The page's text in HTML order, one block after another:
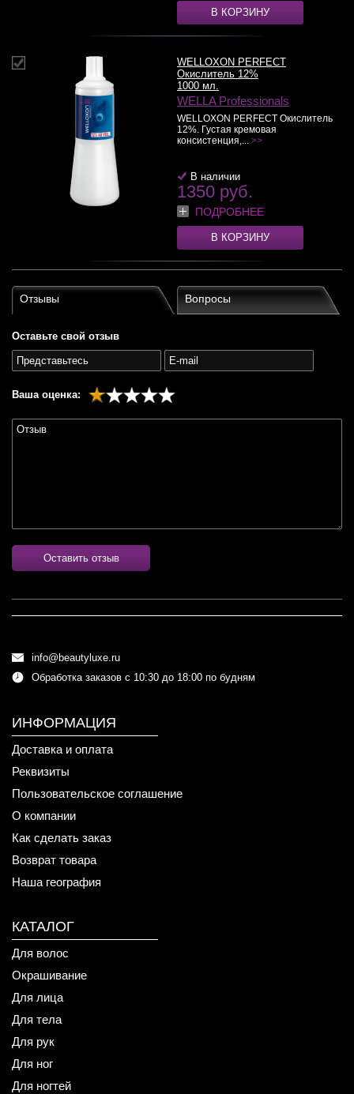
В КОРЗИНУ
WELLOXON PERFECT
Окислитель 12%
1000 мл.
WELLA Professionals
WELLOXON PERFECT Окислитель
12%. Густая кремовая
консистенция,... >>
В наличии
1350 руб.
ПОДРОБНЕЕ
В КОРЗИНУ
Отзывы Вопросы
Оставьте свой отзыв
Ваша оценка:
Оставить отзыв
info@beautyluxe.ru
Обработка заказов с 10:30 до 18:00 по будням
ИНФОРМАЦИЯ
Доставка и оплата
Реквизиты
Пользовательское соглашение
О компании
Как сделать заказ
Возврат товара
Наша география
КАТАЛОГ
Для волос
Окрашивание
Для лица
Для тела
Для рук
Для ног
Для ногтей